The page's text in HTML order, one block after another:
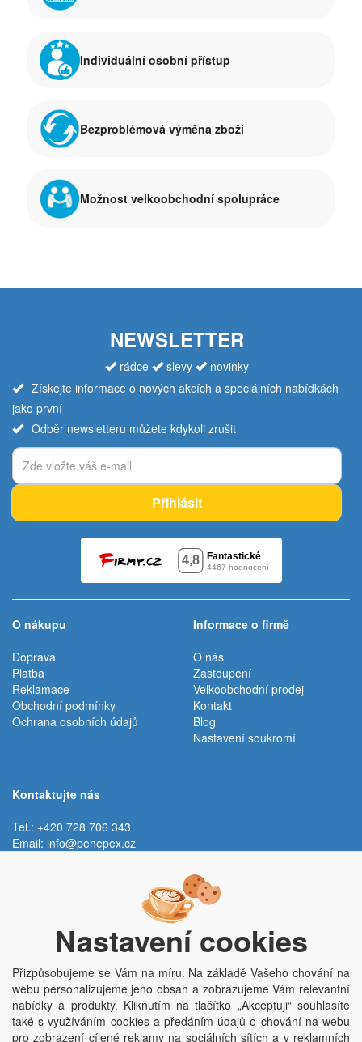
Individuální osobní přístup
Bezproblémová výměna zboží
Možnost velkoobchodní spolupráce
NEWSLETTER
rádce slevy
novinky
Získejte informace o nových akcích a speciálních nabídkách
jako první
Odběr newsletteru můžete kdykoli zrušit
Přihlásit
O nákupu
Doprava
Platba
Reklamace
Obchodní podmínky
Ochrana osobních údajů
Informace o firmě
O nás
Zastoupení
Velkoobchodní prodej
Kontakt
Blog
Nastavení soukromí
Kontaktujte nás
Tel.: +420 728 706 343
Email: info@penepex.cz
Trávník 2076, 686 03 Staré Město
Nastavení cookies
Přizpůsobujeme se Vám na míru. Na základě Vašeho chování na
webu personalizujeme jeho obsah a zobrazujeme Vám relevantní
nabídky a produkty. Kliknutím na tlačítko „Akceptuji“ souhlasíte
také s využíváním cookies a předáním údajů o chování na webu
pro zobrazení cílené reklamy na sociálních sítích a v reklamních